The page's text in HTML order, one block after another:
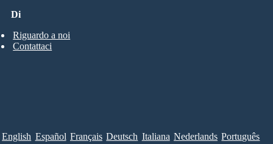
Di
Riguardo a noi
Contattaci
English Español Français Deutsch Italiana Nederlands Português